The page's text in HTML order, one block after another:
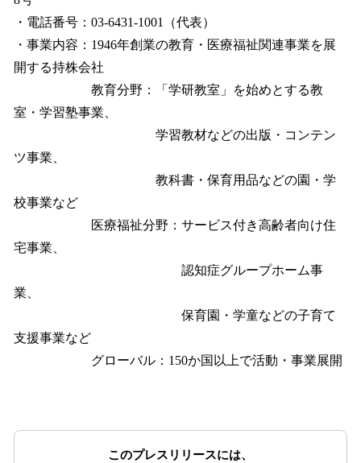
・電話番号：03-6431-1001（代表）
・事業内容：1946年創業の教育・医療福祉関連事業を展
開する持株会社
教育分野：「学研教室」を始めとする教
室・学習塾事業、
学習教材などの出版・コンテン
ツ事業、
教科書・保育用品などの園・学
校事業など
医療福祉分野：サービス付き高齢者向け住
宅事業、
認知症グループホーム事
業、
保育園・学童などの子育て
支援事業など
グローバル：150か国以上で活動・事業展開
このプレスリリースには、